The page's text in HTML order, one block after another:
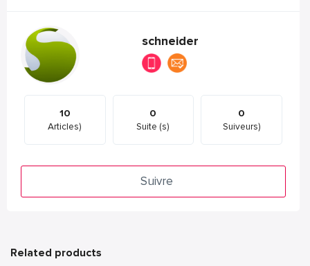
schneider
10
Articles)
0
Suite (s)
0
Suiveurs)
Suivre
Related products